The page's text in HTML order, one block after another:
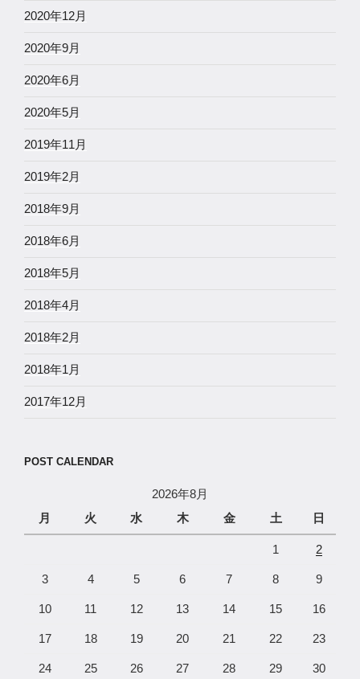
2020年12月
2020年9月
2020年6月
2020年5月
2019年11月
2019年2月
2018年9月
2018年6月
2018年5月
2018年4月
2018年2月
2018年1月
2017年12月
POST CALENDAR
2026年8月
月
火 水 木 金 土 日
1 2
3 4 5 6 7 8 9
10 11 12 13 14 15 16
17 18 19 20 21 22 23
24 25 26 27 28 29 30